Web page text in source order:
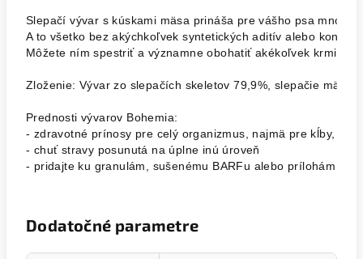
Slepačí vývar s kúskami mäsa prináša pre vášho psa
A to všetko bez akýchkoľvek syntetických aditív alebo
Môžete ním spestriť a významne obohatiť akékoľvek krmivo
Zloženie: Vývar zo slepačích skeletov 79,9%, slepačie mäso
Prednosti vývarov Bohemia:
- zdravotné prínosy pre celý organizmus, najmä pre kĺby,
- chuť stravy posunutá na úplne inú úroveň
- pridajte ku granulám, sušenému BARFu alebo prílohám
Dodatočné parametre